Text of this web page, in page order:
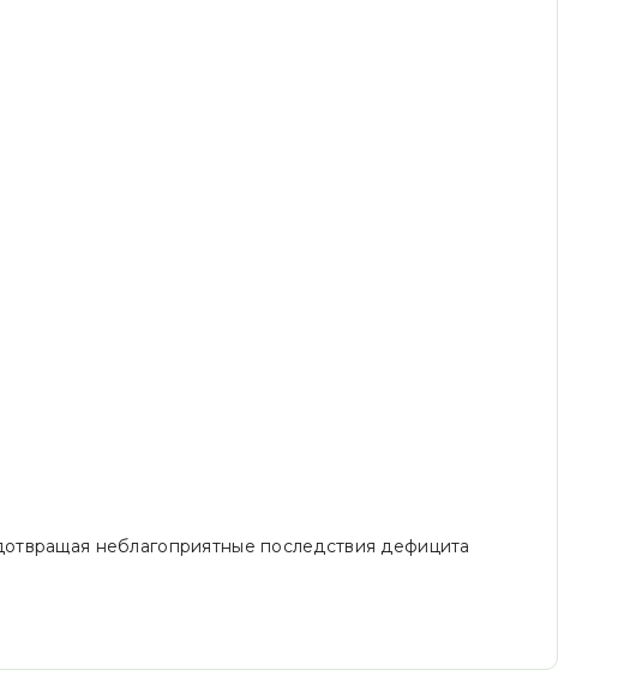
неблагоприятные последствия дефицита